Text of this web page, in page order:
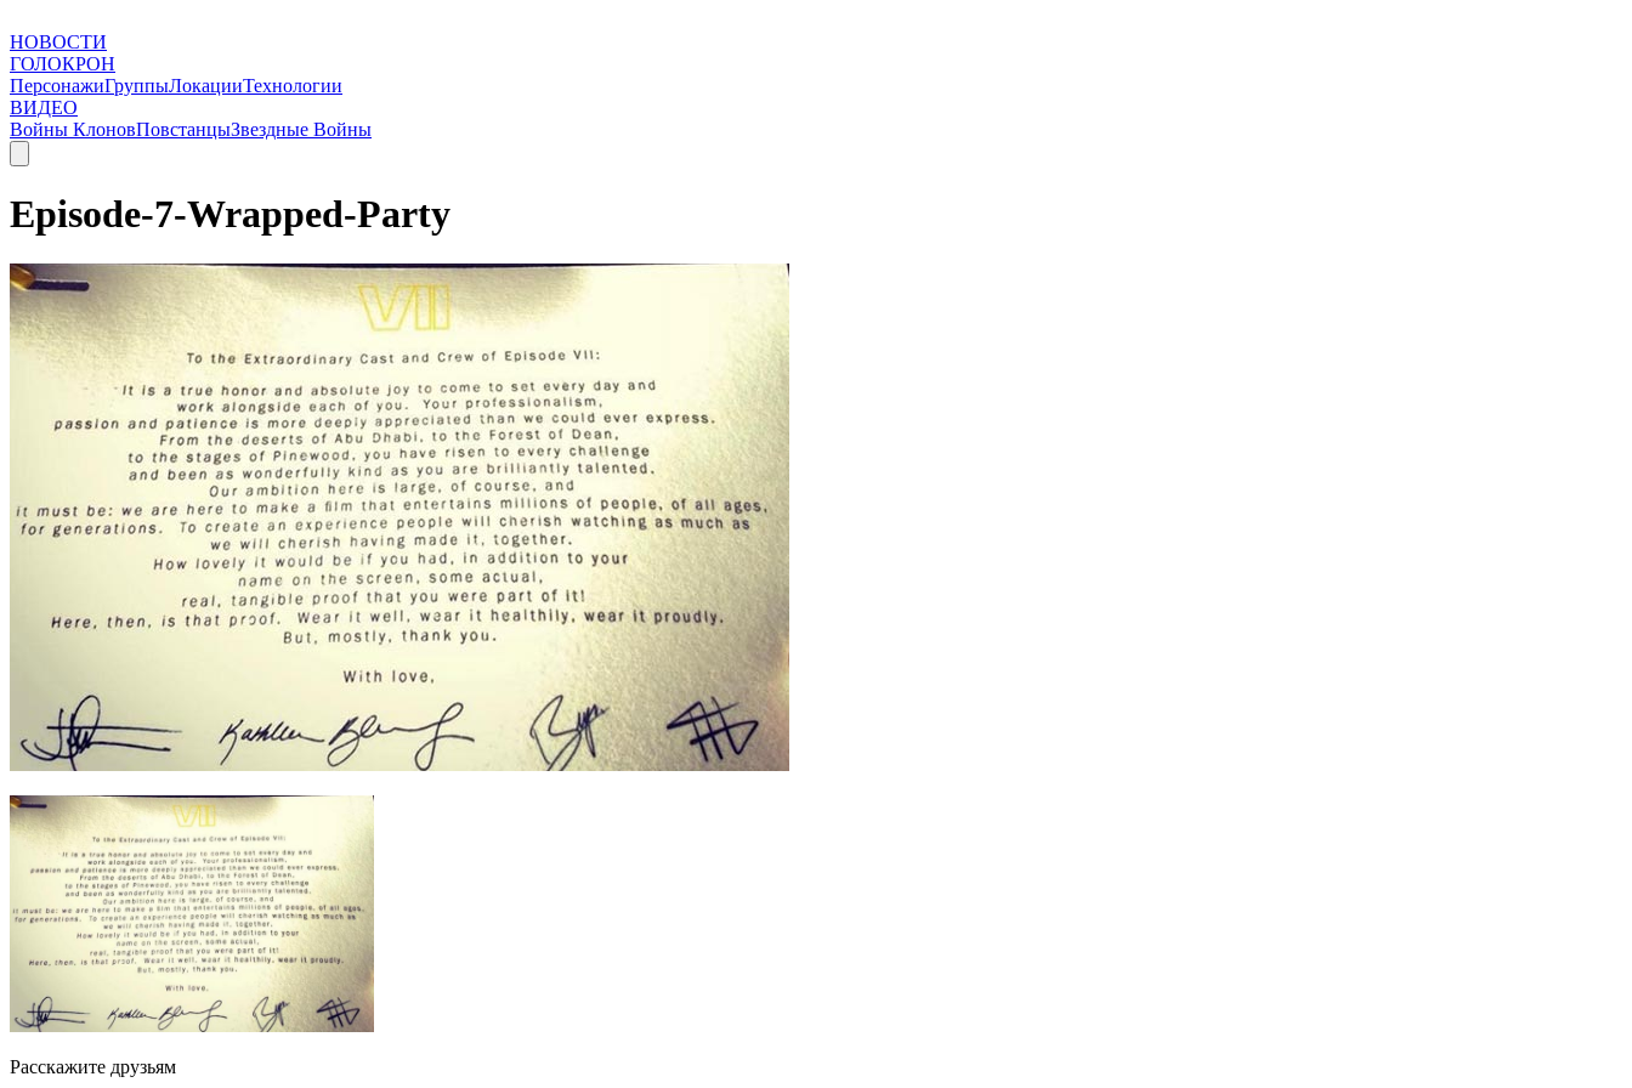
НОВОСТИ
ГОЛОКРОН
ПерсонажиГруппыЛокацииТехнологии
ВИДЕО
Войны КлоновПовстанцыЗвездные Войны
Episode-7-Wrapped-Party
Расскажите друзьям